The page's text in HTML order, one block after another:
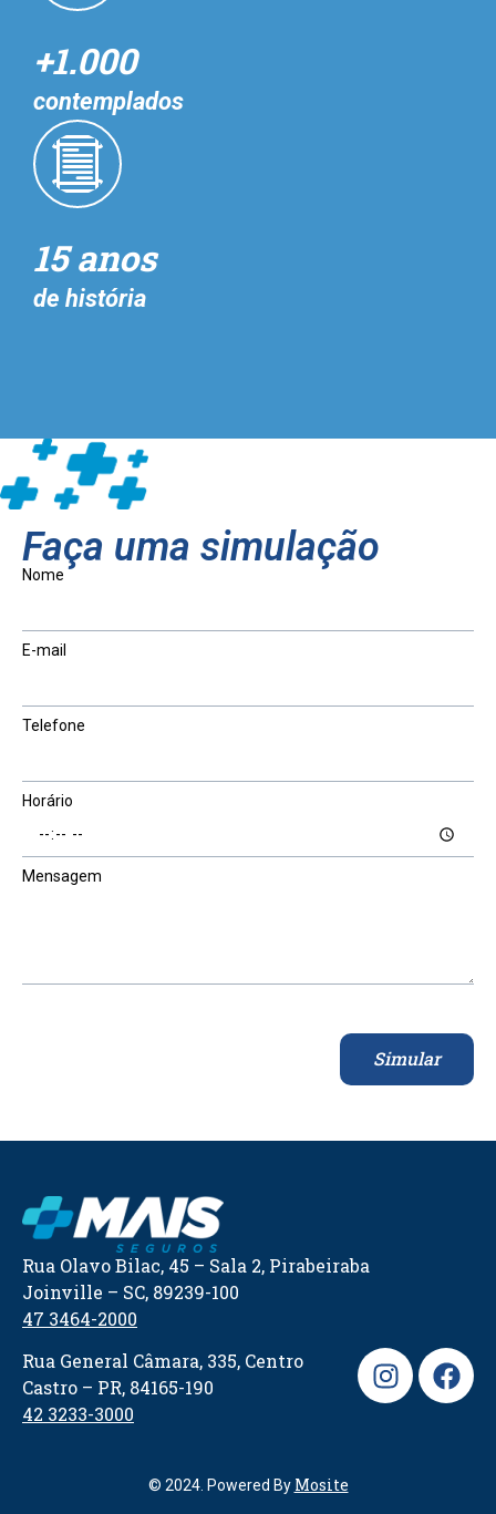
+1.000
contemplados
15 anos
de história
Faça uma simulação
Nome
E-mail
Telefone
Horário
Mensagem
Simular
Rua Olavo Bilac, 45 – Sala 2, Pirabeiraba
Joinville – SC, 89239-100
47 3464-2000
Rua General Câmara, 335, Centro
Castro – PR, 84165-190
42 3233-3000
© 2024. Powered By Mosite